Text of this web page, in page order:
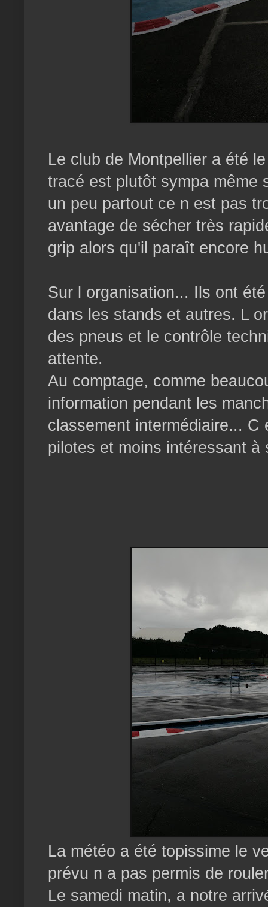
Le club de Montpellier a été
tracé est plutôt sympa même
un peu partout ce n est pas
avantage de sécher très
grip alors qu'il paraît encore
Sur l organisation... Ils ont
dans les stands et autres. L
des pneus et le contrôle
attente.
Au comptage, comme
information pendant les
classement intermédiaire...
pilotes et moins intéressant
La météo a été topissime le
prévu n a pas permis de
Le samedi matin, a notre